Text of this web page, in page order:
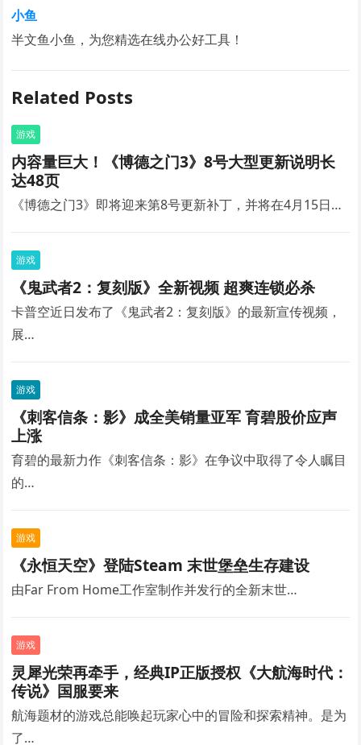
小鱼
半文鱼小鱼，为您精选在线办公好工具！
Related Posts
游戏
内容量巨大！《博德之门3》8号大型更新说明长
达48页
《博德之门3》即将迎来第8号更新补丁，并将在4月15日…
游戏
《鬼武者2：复刻版》全新视频 超爽连锁必杀
卡普空近日发布了《鬼武者2：复刻版》的最新宣传视频，
展…
游戏
《刺客信条：影》成全美销量亚军 育碧股价应声
上涨
育碧的最新力作《刺客信条：影》在争议中取得了令人瞩目
的…
游戏
《永恒天空》登陆Steam 末世堡垒生存建设
由Far From Home工作室制作并发行的全新末世…
游戏
灵犀光荣再牵手，经典IP正版授权《大航海时代：
传说》国服要来
航海题材的游戏总能唤起玩家心中的冒险和探索精神。是为
了…